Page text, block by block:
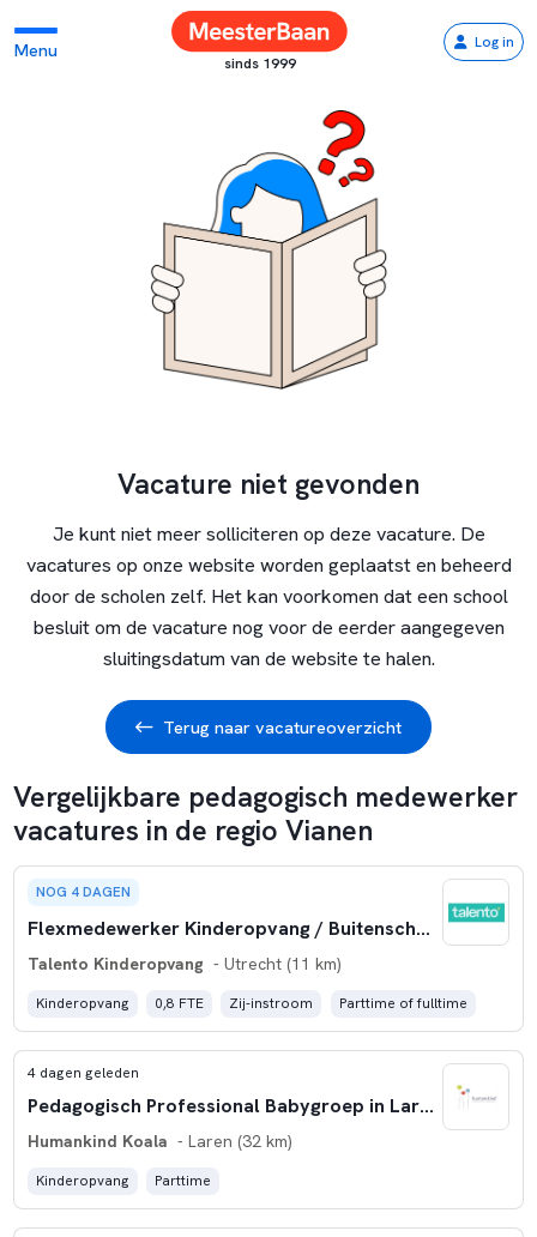
Menu
sinds 1999
Log in
Vacature niet gevonden
Je kunt niet meer solliciteren op deze vacature. De
vacatures op onze website worden geplaatst en beheerd
door de scholen zelf. Het kan voorkomen dat een school
besluit om de vacature nog voor de eerder aangegeven
sluitingsdatum van de website te halen.
Terug naar vacatureoverzicht
Vergelijkbare pedagogisch medewerker
vacatures in de regio Vianen
NOG 4 DAGEN
Flexmedewerker Kinderopvang / Buitenschoolse Opvang
Talento Kinderopvang - Utrecht (11 km)
Kinderopvang 0,8 FTE Zij-instroom Parttime of fulltime
4 dagen geleden
Pedagogisch Professional Babygroep in Laren
Humankind Koala - Laren (32 km)
Kinderopvang Parttime